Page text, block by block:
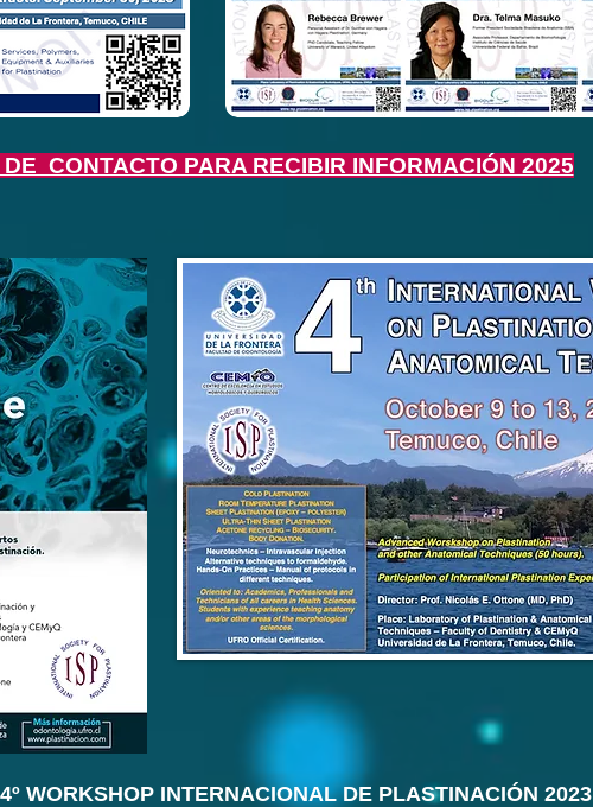
CONTACTO PARA RECIBIR INFORMACIÓN 2025
WORKSHOP INTERNACIONAL DE PLASTINACIÓN 2023